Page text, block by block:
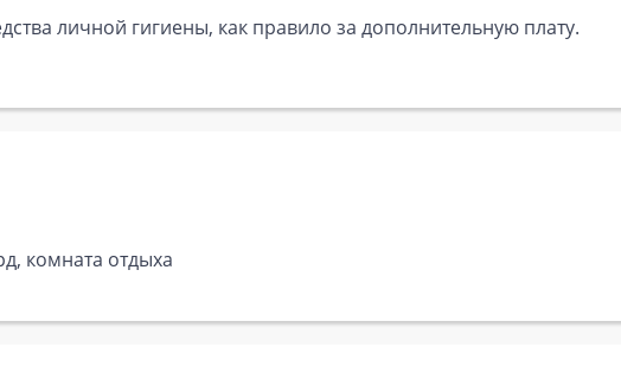
личной гигиены, как правило за дополнительную плату.
комната отдыха